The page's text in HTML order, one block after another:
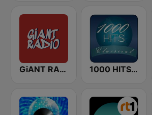
GiANT RADiO 1000 HITS Classical Music